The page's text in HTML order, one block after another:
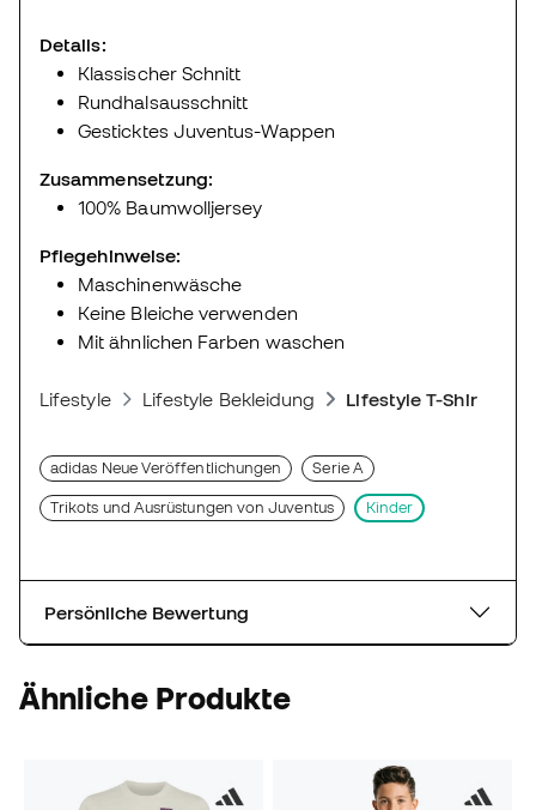
Details:
Klassischer Schnitt
Rundhalsausschnitt
Gesticktes Juventus-Wappen
Zusammensetzung:
100% Baumwolljersey
Pflegehinweise:
Maschinenwäsche
Keine Bleiche verwenden
Mit ähnlichen Farben waschen
Lifestyle Lifestyle Bekleidung Lifestyle T-Shirts
adidas Neue Veröffentlichungen Serie A
Trikots und Ausrüstungen von Juventus Kinder
Persönliche Bewertung
Ähnliche Produkte